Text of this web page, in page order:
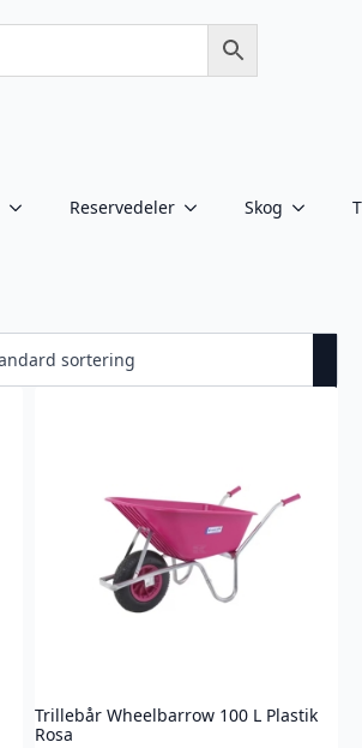
Reservedeler Skog
Trillebår Wheelbarrow 100 L Plastik
Rosa